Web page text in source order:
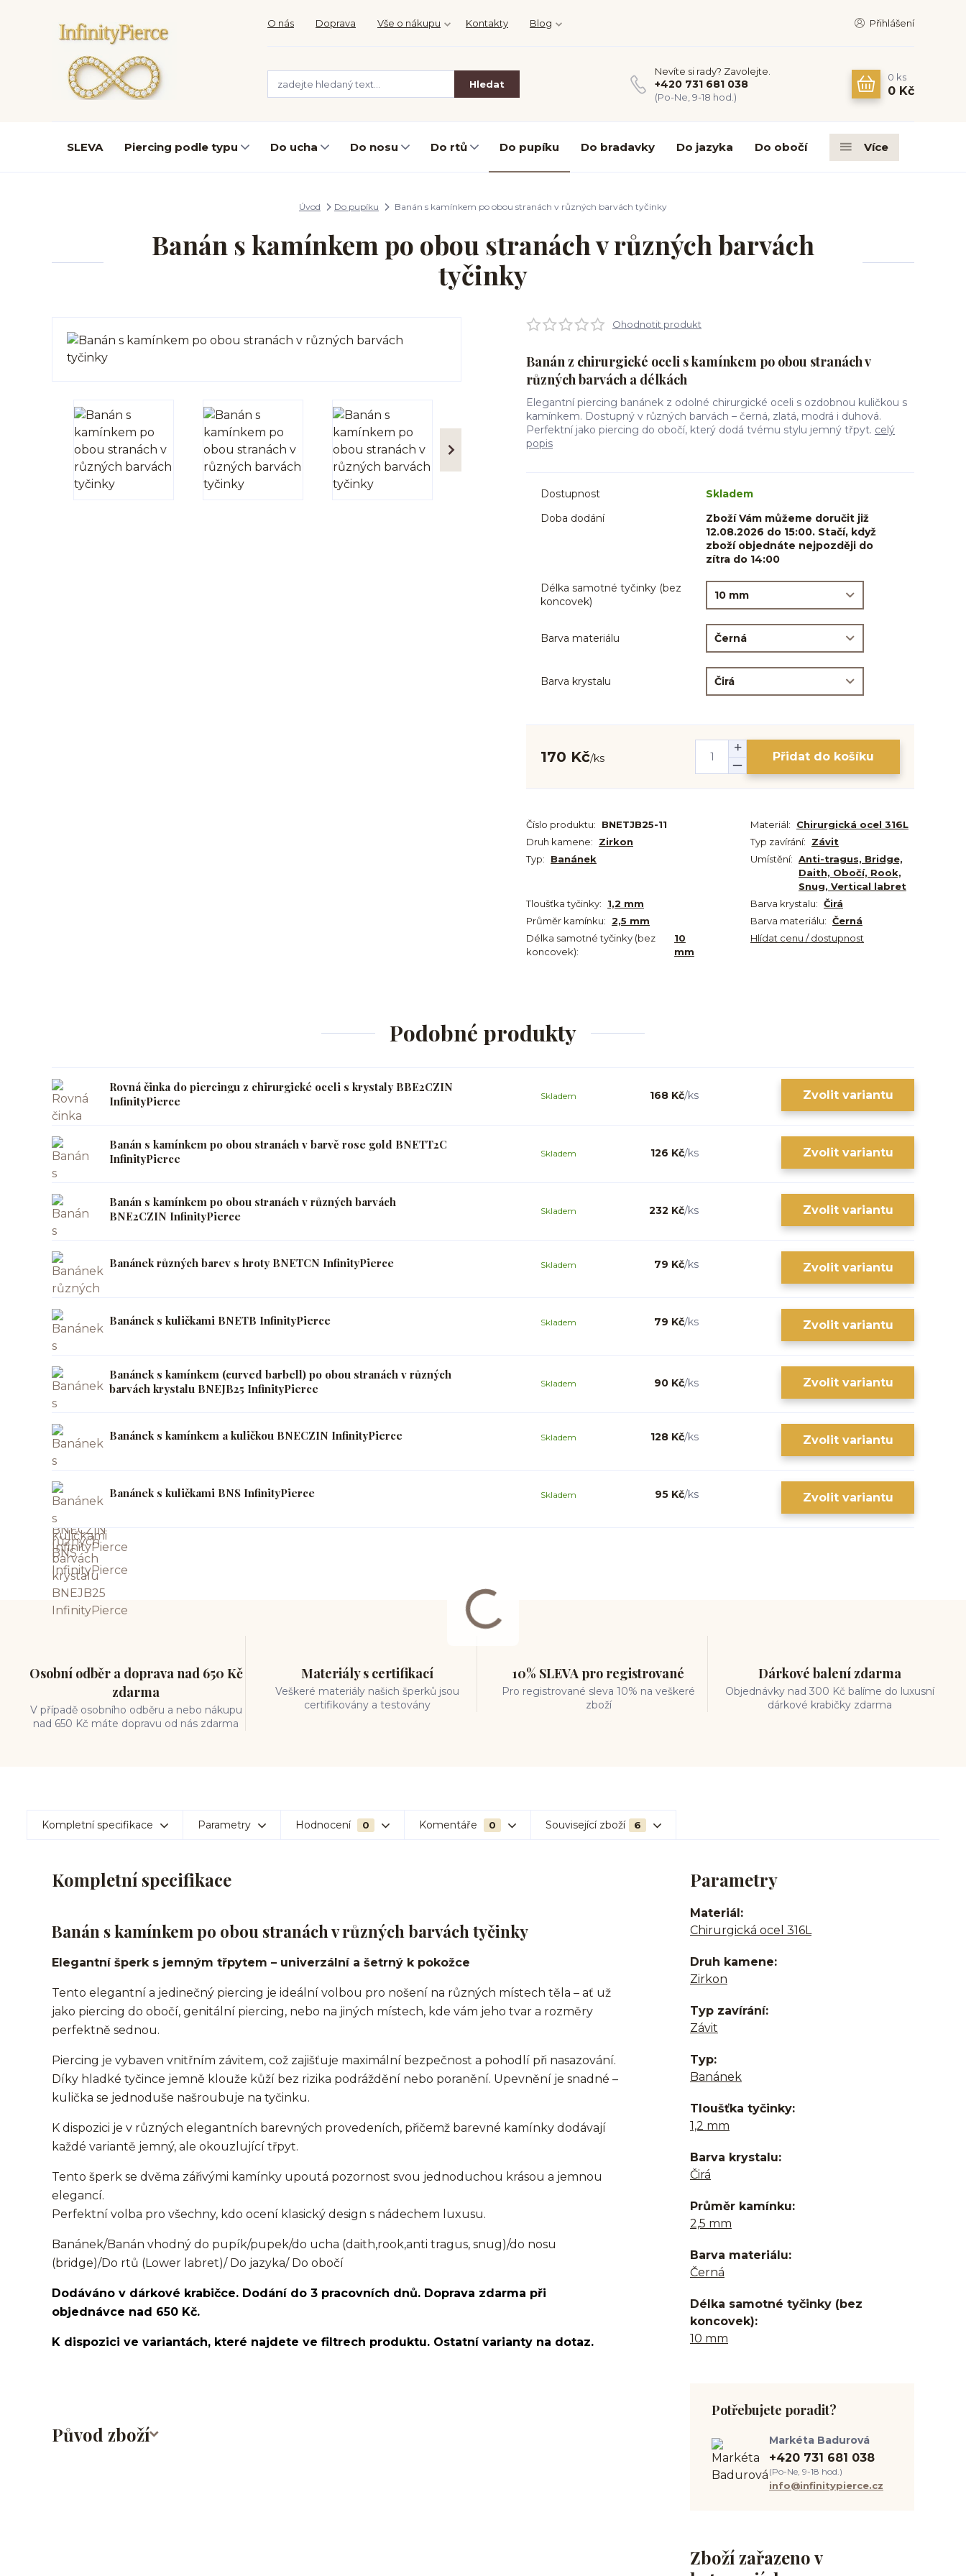
O nás Doprava Vše o nákupu Kontakty Blog Přihlášení
Hledat
Nevíte si rady? Zavolejte.
+420 731 681 038
(Po-Ne, 9-18 hod.)
0 ks
0 Kč
SLEVA Piercing podle typu Do ucha Do nosu Do rtů Do pupíku Do bradavky Do jazyka Do obočí Více
Úvod Do pupíku Banán s kamínkem po obou stranách v různých barvách tyčinky
Banán s kamínkem po obou stranách v různých barvách
tyčinky
Ohodnotit produkt
Banán z chirurgické oceli s kamínkem po obou stranách v
různých barvách a délkách
Elegantní piercing banánek z odolné chirurgické oceli s ozdobnou kuličkou s
kamínkem. Dostupný v různých barvách – černá, zlatá, modrá i duhová.
Perfektní jako piercing do obočí, který dodá tvému stylu jemný třpyt. celý
popis
Dostupnost
Skladem
Doba dodání
Zboží Vám můžeme doručit již
12.08.2026 do 15:00. Stačí, když
zboží objednáte nejpozději do
zítra do 14:00
Délka samotné tyčinky (bez
koncovek)
Barva materiálu
Barva krystalu
170 Kč/ks Přidat do košíku
Číslo produktu: BNETJB25-11 Materiál:
Chirurgická ocel 316L
Druh kamene:
Zirkon Typ zavírání:
Závit
Typ:
Banánek Umístění: Anti-tragus, Bridge,
Daith, Obočí, Rook,
Snug, Vertical labret
Tloušťka tyčinky:
1,2 mm Barva krystalu: Čirá
Průměr kamínku: 2,5 mm Barva materiálu: Černá
Délka samotné tyčinky (bez
koncovek):
10
mm
Hlídat cenu / dostupnost
Podobné produkty
Rovná činka do piercingu z chirurgické oceli s krystaly BBE2CZIN
InfinityPierce
168 Kč/ks
Skladem Zvolit variantu
Banán s kamínkem po obou stranách v barvě rose gold BNETT2C
InfinityPierce
126 Kč/ks
Skladem Zvolit variantu
Banán s kamínkem po obou stranách v různých barvách
BNE2CZIN InfinityPierce
232 Kč/ks
Skladem Zvolit variantu
Banánek různých barev s hroty BNETCN InfinityPierce 79 Kč/ks
Skladem Zvolit variantu
Banánek s kuličkami BNETB InfinityPierce 79 Kč/ks
Skladem Zvolit variantu
Banánek s kamínkem (curved barbell) po obou stranách v různých
barvách krystalu BNEJB25 InfinityPierce
90 Kč/ks
Skladem Zvolit variantu
Banánek s kamínkem a kuličkou BNECZIN InfinityPierce 128 Kč/ks
Skladem Zvolit variantu
Banánek s kuličkami BNS InfinityPierce 95 Kč/ks
Skladem Zvolit variantu
Osobní odběr a doprava nad 650 Kč
zdarma
V případě osobního odběru a nebo nákupu
nad 650 Kč máte dopravu od nás zdarma
Materiály s certifikací
Veškeré materiály našich šperků jsou
certifikovány a testovány
10% SLEVA pro registrované
Pro registrované sleva 10% na veškeré
zboží
Dárkové balení zdarma
Objednávky nad 300 Kč balíme do luxusní
dárkové krabičky zdarma
Kompletní specifikace Parametry Hodnocení 0 Komentáře 0 Související zboží 6
Kompletní specifikace
Banán s kamínkem po obou stranách v různých barvách tyčinky
Elegantní šperk s jemným třpytem – univerzální a šetrný k pokožce
Tento elegantní a jedinečný piercing je ideální volbou pro nošení na různých místech těla – ať už
jako piercing do obočí, genitální piercing, nebo na jiných místech, kde vám jeho tvar a rozměry
perfektně sednou.
Piercing je vybaven vnitřním závitem, což zajišťuje maximální bezpečnost a pohodlí při nasazování.
Díky hladké tyčince jemně klouže kůží bez rizika podráždění nebo poranění. Upevnění je snadné –
kulička se jednoduše našroubuje na tyčinku.
K dispozici je v různých elegantních barevných provedeních, přičemž barevné kamínky dodávají
každé variantě jemný, ale okouzlující třpyt.
Tento šperk se dvěma zářivými kamínky upoutá pozornost svou jednoduchou krásou a jemnou
elegancí.
Perfektní volba pro všechny, kdo ocení klasický design s nádechem luxusu.
Banánek/Banán vhodný do pupík/pupek/do ucha (daith,rook,anti tragus, snug)/do nosu
(bridge)/Do rtů (Lower labret)/ Do jazyka/ Do obočí
Dodáváno v dárkové krabičce. Dodání do 3 pracovních dnů. Doprava zdarma při
objednávce nad 650 Kč.
K dispozici ve variantách, které najdete ve filtrech produktu. Ostatní varianty na dotaz.
Původ zboží
Parametry
Materiál
Chirurgická ocel 316L
Druh kamene
Zirkon
Typ zavírání
Závit
Typ
Banánek
Tloušťka tyčinky
1,2 mm
Barva krystalu
Čirá
Průměr kamínku
2,5 mm
Barva materiálu
Černá
Délka samotné tyčinky (bez
koncovek)
10 mm
Zboží zařazeno v
Potřebujete poradit?
Markéta Badurová
+420 731 681 038
(Po-Ne, 9-18 hod.)
info@infinitypierce.cz